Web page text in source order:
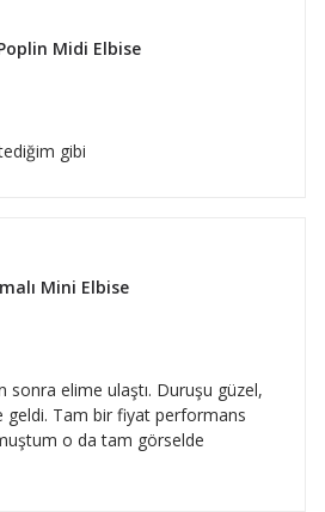
Midi Elbise
gibi
Mini Elbise
sonra elime ulaştı. Duruşu güzel,
geldi. Tam bir fiyat performans
o da tam görselde